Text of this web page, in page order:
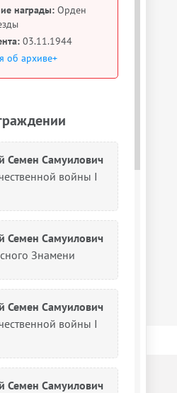
награды: Орден
03.11.1944
об архиве+
Семен Самуилович
войны I
Семен Самуилович
Знамени
Семен Самуилович
войны I
Семен Самуилович